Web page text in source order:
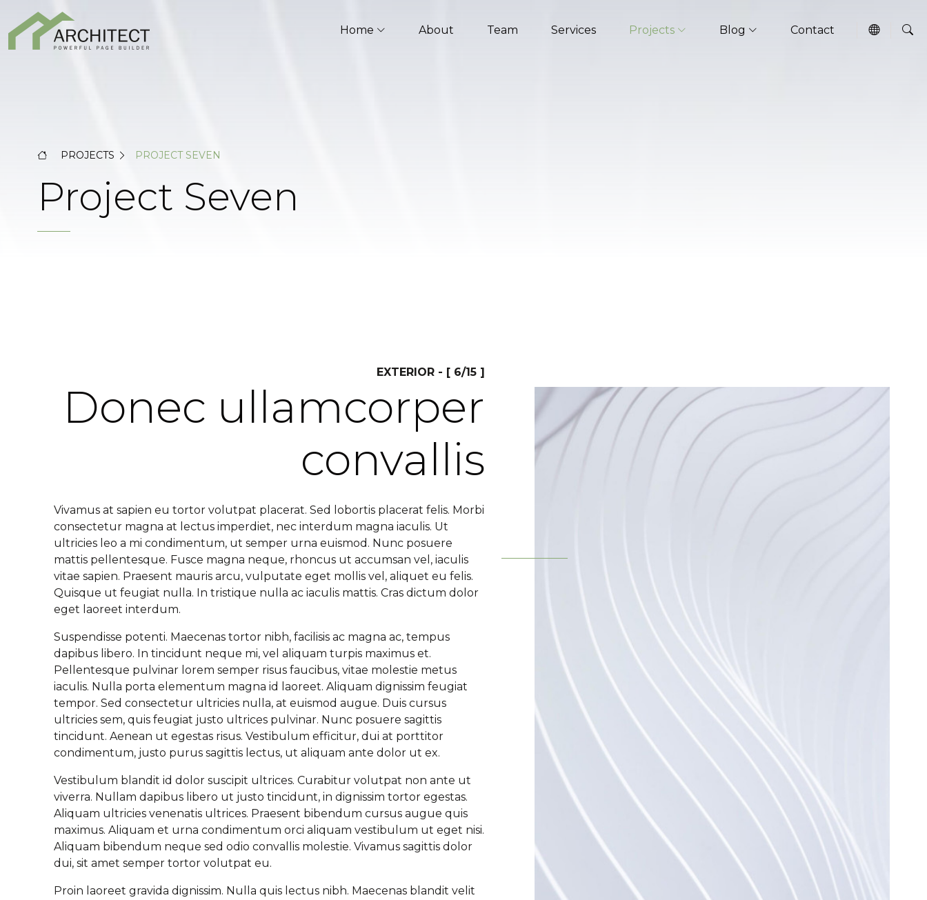
Home About Team Services Projects Blog Contact
PROJECTS PROJECT SEVEN
Project Seven
EXTERIOR - [ 6/15 ]
Donec ullamcorper
convallis
Vivamus at sapien eu tortor volutpat placerat. Sed lobortis placerat felis. Morbi
consectetur magna at lectus imperdiet, nec interdum magna iaculis. Ut
ultricies leo a mi condimentum, ut semper urna euismod. Nunc posuere
mattis pellentesque. Fusce magna neque, rhoncus ut accumsan vel, iaculis
vitae sapien. Praesent mauris arcu, vulputate eget mollis vel, aliquet eu felis.
Quisque ut feugiat nulla. In tristique nulla ac iaculis mattis. Cras dictum dolor
eget laoreet interdum.
Suspendisse potenti. Maecenas tortor nibh, facilisis ac magna ac, tempus
dapibus libero. In tincidunt neque mi, vel aliquam turpis maximus et.
Pellentesque pulvinar lorem semper risus faucibus, vitae molestie metus
iaculis. Nulla porta elementum magna id laoreet. Aliquam dignissim feugiat
tempor. Sed consectetur ultricies nulla, at euismod augue. Duis cursus
ultricies sem, quis feugiat justo ultrices pulvinar. Nunc posuere sagittis
tincidunt. Aenean ut egestas risus. Vestibulum efficitur, dui at porttitor
condimentum, justo purus sagittis lectus, ut aliquam ante dolor ut ex.
Vestibulum blandit id dolor suscipit ultrices. Curabitur volutpat non ante ut
viverra. Nullam dapibus libero ut justo tincidunt, in dignissim tortor egestas.
Aliquam ultricies venenatis ultrices. Praesent bibendum cursus augue quis
maximus. Aliquam et urna condimentum orci aliquam vestibulum ut eget nisi.
Aliquam bibendum neque sed odio convallis molestie. Vivamus sagittis dolor
dui, sit amet semper tortor volutpat eu.
Proin laoreet gravida dignissim. Nulla quis lectus nibh. Maecenas blandit velit